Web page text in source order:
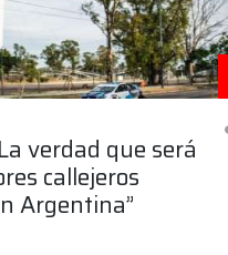
verdad que será
callejeros
Argentina”